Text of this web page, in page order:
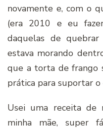
novamente e, com o
(era 2010 e eu
daquelas de
estava morando
que a torta de frango
prática para suportar o
Usei uma receita de
minha mãe, super